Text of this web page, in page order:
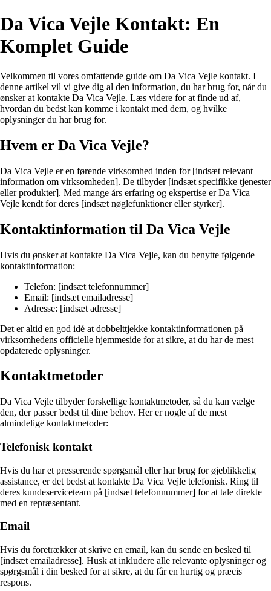
Da Vica Vejle Kontakt: En
Komplet Guide
Velkommen til vores omfattende guide om Da Vica Vejle kontakt. I
denne artikel vil vi give dig al den information, du har brug for, når du
ønsker at kontakte Da Vica Vejle. Læs videre for at finde ud af,
hvordan du bedst kan komme i kontakt med dem, og hvilke
oplysninger du har brug for.
Hvem er Da Vica Vejle?
Da Vica Vejle er en førende virksomhed inden for [indsæt relevant
information om virksomheden]. De tilbyder [indsæt specifikke tjenester
eller produkter]. Med mange års erfaring og ekspertise er Da Vica
Vejle kendt for deres [indsæt nøglefunktioner eller styrker].
Kontaktinformation til Da Vica Vejle
Hvis du ønsker at kontakte Da Vica Vejle, kan du benytte følgende
kontaktinformation:
Telefon: [indsæt telefonnummer]
Email: [indsæt emailadresse]
Adresse: [indsæt adresse]
Det er altid en god idé at dobbelttjekke kontaktinformationen på
virksomhedens officielle hjemmeside for at sikre, at du har de mest
opdaterede oplysninger.
Kontaktmetoder
Da Vica Vejle tilbyder forskellige kontaktmetoder, så du kan vælge
den, der passer bedst til dine behov. Her er nogle af de mest
almindelige kontaktmetoder:
Telefonisk kontakt
Hvis du har et presserende spørgsmål eller har brug for øjeblikkelig
assistance, er det bedst at kontakte Da Vica Vejle telefonisk. Ring til
deres kundeserviceteam på [indsæt telefonnummer] for at tale direkte
med en repræsentant.
Email
Hvis du foretrækker at skrive en email, kan du sende en besked til
[indsæt emailadresse]. Husk at inkludere alle relevante oplysninger og
spørgsmål i din besked for at sikre, at du får en hurtig og præcis
respons.